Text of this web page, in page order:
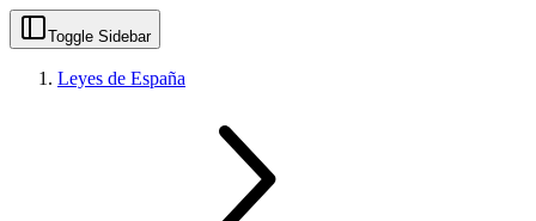
Toggle Sidebar
Leyes de España